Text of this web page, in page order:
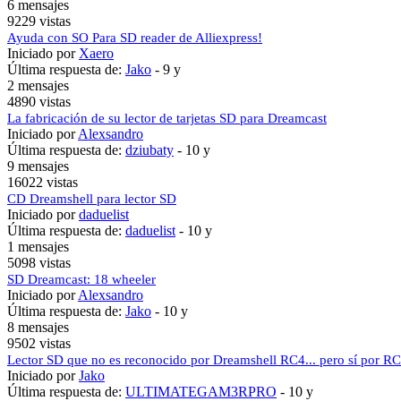
6 mensajes
9229 vistas
Ayuda con SO Para SD reader de Alliexpress!
Iniciado por Xaero
Última respuesta de: Jako - 9 y
2 mensajes
4890 vistas
La fabricación de su lector de tarjetas SD para Dreamcast
Iniciado porAlexsandro
Última respuesta de: dziubaty - 10 y
9 mensajes
16022 vistas
CD Dreamshell para lector SD
Iniciado pordaduelist
Última respuesta de: daduelist - 10 y
1 mensajes
5098 vistas
SD Dreamcast: 18 wheeler
Iniciado porAlexsandro
Última respuesta de: Jako - 10 y
8 mensajes
9502 vistas
Lector SD que no es reconocido por Dreamshell RC4... pero sí por
Iniciado porJako
Última respuesta de: ULTIMATEGAM3RPRO - 10 y